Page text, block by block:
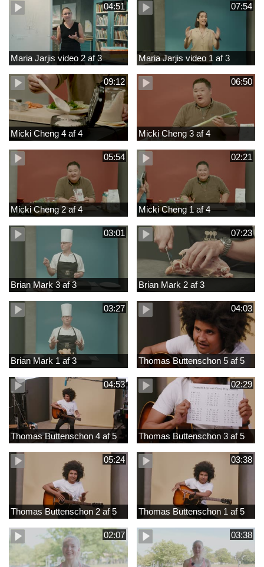
04:51
Maria Jarjis video 2 af 3
07:54
Maria Jarjis video 1 af 3
09:12
Micki Cheng 4 af 4
06:50
Micki Cheng 3 af 4
05:54
Micki Cheng 2 af 4
02:21
Micki Cheng 1 af 4
03:01
Brian Mark 3 af 3
07:23
Brian Mark 2 af 3
03:27
Brian Mark 1 af 3
04:03
Thomas Buttenschon 5 af 5
04:53
Thomas Buttenschon 4 af 5
02:29
Thomas Buttenschon 3 af 5
05:24
Thomas Buttenschon 2 af 5
03:38
Thomas Buttenschon 1 af 5
02:07 03:38